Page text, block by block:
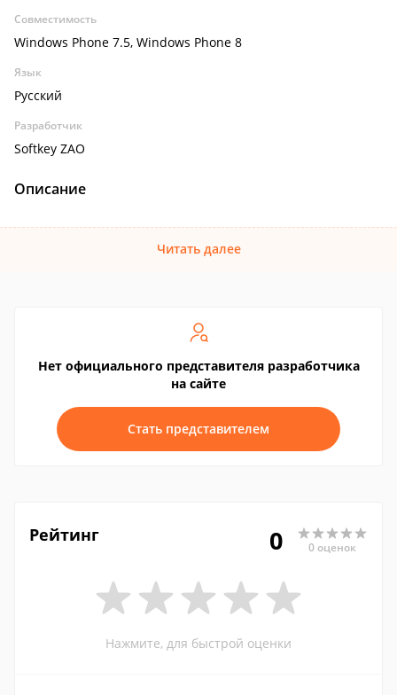
Совместимость
Windows Phone 7.5, Windows Phone 8
Язык
Русский
Разработчик
Softkey ZAO
Описание
Читать далее
Нет официального представителя разработчика
на сайте
Стать представителем
Рейтинг 0 0 оценок
Нажмите, для быстрой оценки